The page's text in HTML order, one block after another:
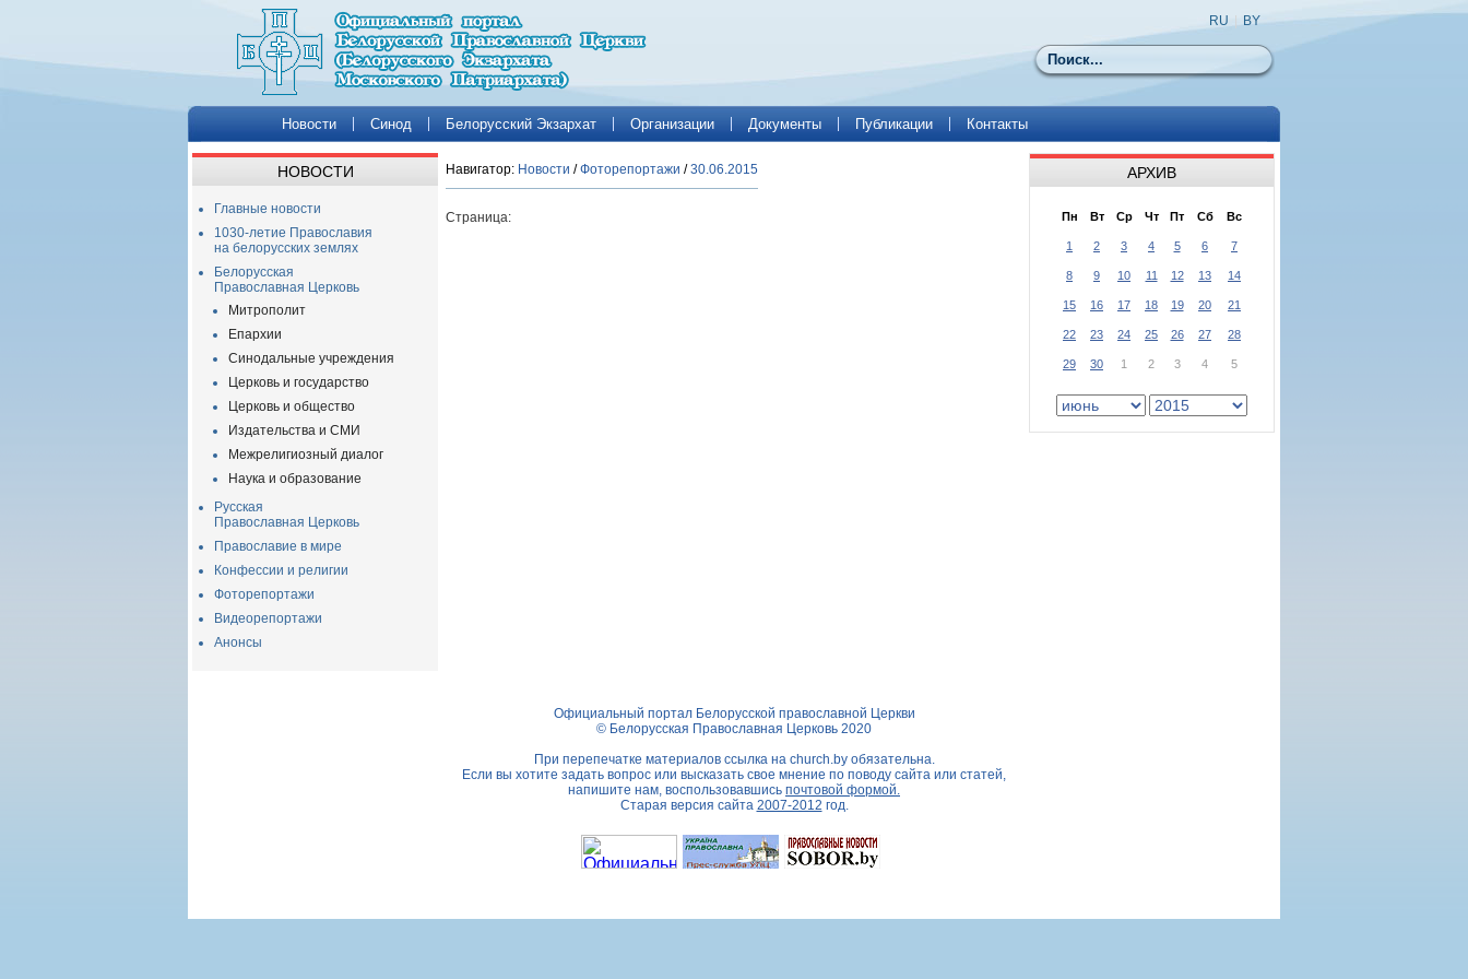
Поиск
RU BY
Новости Синод Белорусский Экзархат Организации Документы Публикации Контакты
НОВОСТИ
Главные новости
1030-летие Православия
на белорусских землях
Белорусская
Православная Церковь
Митрополит
Епархии
Синодальные учреждения
Церковь и государство
Церковь и общество
Издательства и СМИ
Межрелигиозный диалог
Наука и образование
Русская
Православная Церковь
Православие в мире
Конфессии и религии
Фоторепортажи
Видеорепортажи
Анонсы
Навигатор: Новости /Фоторепортажи /30.06.2015
Страница:
АРХИВ
Пн Вт Ср Чт Пт Сб Вс
1 2 3 4 5 6 7
8 9 10 11 12 13 14
15 16 17 18 19 20 21
22 23 24 25 26 27 28
29 30 1 2 3 4 5
Официальный портал Белорусской православной Церкви
© Белорусская Православная Церковь 2020
При перепечатке материалов ссылка на church.byобязательна.
Если вы хотите задать вопрос или высказать свое мнение по поводу сайта или статей,
напишите нам, воспользовавшись почтовой формой.
Старая версия сайта 2007-2012 год.